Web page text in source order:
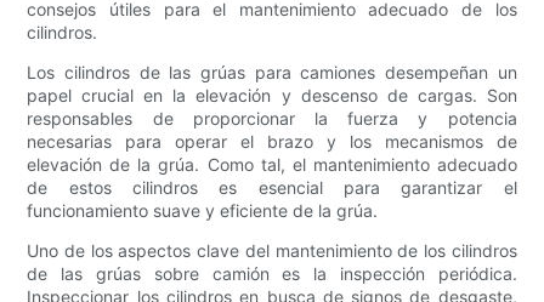
consejos útiles para el mantenimiento adecuado de los
cilindros.
Los cilindros de las grúas para camiones desempeñan un
papel crucial en la elevación y descenso de cargas. Son
responsables de proporcionar la fuerza y ​​potencia
necesarias para operar el brazo y los mecanismos de
elevación de la grúa. Como tal, el mantenimiento adecuado
de estos cilindros es esencial para garantizar el
funcionamiento suave y eficiente de la grúa.
Uno de los aspectos clave del mantenimiento de los cilindros
de las grúas sobre camión es la inspección periódica.
Inspeccionar los cilindros en busca de signos de desgaste,